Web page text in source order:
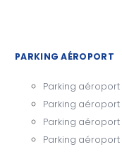
PARKING AÉROPORT
Parking aéroport
Parking aéroport
Parking aéroport
Parking aéroport